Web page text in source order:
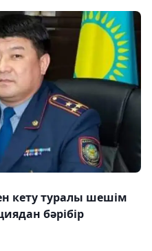
кету туралы шешім
бәрібір